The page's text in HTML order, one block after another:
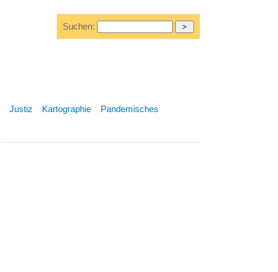
Suchen:
Justiz Kartographie
Pandemisches